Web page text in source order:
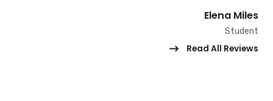
Elena Miles​
Student​
Read All Reviews